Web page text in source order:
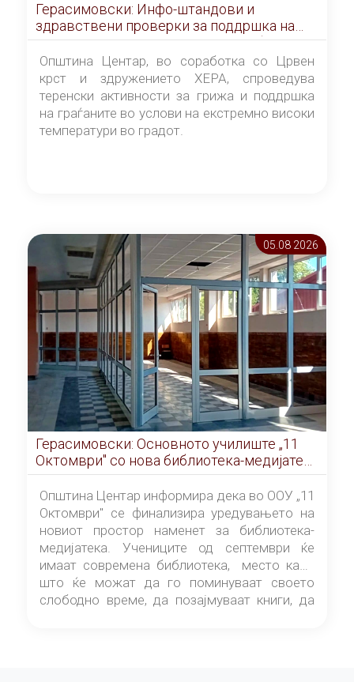
Герасимовски: Инфо-штандови и
здравствени проверки за поддршка на
граѓаните во услови на топлотен бран
Општина Центар, во соработка со Црвен
крст и здружението ХЕРА, спроведува
теренски активности за грижа и поддршка
на граѓаните во услови на екстремно високи
температури во градот.
05.08 2026
Герасимовски: Основното училиште „11
Октомври" со нова библиотека-медијатека
од септември
Општина Центар информира дека во ООУ „11
Октомври" се финализира уредувањето на
новиот простор наменет за библиотека-
медијатека. Учениците од септември ќе
имаат современа библиотека, место каде
што ќе можат да го поминуваат своето
слободно време, да позајмуваат книги, да